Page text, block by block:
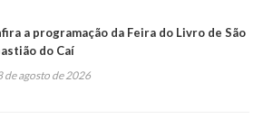
a programação da Feira do Livro de São
do Caí
de agosto de 2026